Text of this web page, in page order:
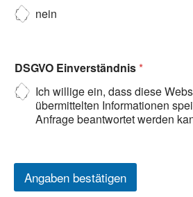
nein
DSGVO Einverständnis*
Ich willige ein, dass diese
übermittelten Informationen
Anfrage beantwortet werden
Angaben bestätigen